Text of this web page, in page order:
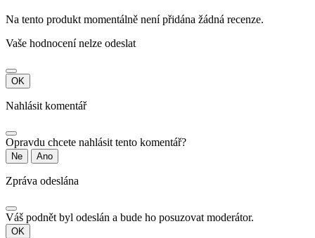
Na tento produkt momentálně není přidána žádná recenze.
Vaše hodnocení nelze odeslat
OK
Nahlásit komentář
Opravdu chcete nahlásit tento komentář?
Ne Ano
Zpráva odeslána
Váš podnět byl odeslán a bude ho posuzovat moderátor.
OK